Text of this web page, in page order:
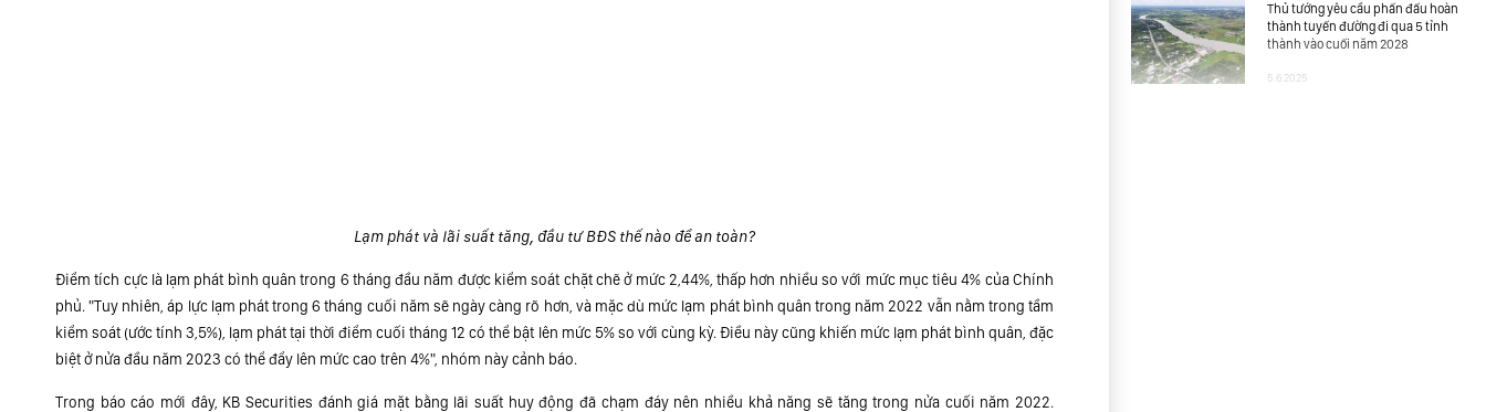
Lạm phát và lãi suất tăng, đầu tư BĐS thế nào để an toàn?
Điểm tích cực là lạm phát bình quân trong 6 tháng đầu năm được kiểm soát chặt chẽ ở mức 2,44%, thấp hơn nhiều so với mức mục tiêu 4% của Chính
phủ. "Tuy nhiên, áp lực lạm phát trong 6 tháng cuối năm sẽ ngày càng rõ hơn, và mặc dù mức lạm phát bình quân trong năm 2022 vẫn nằm trong tầm
kiểm soát (ước tính 3,5%), lạm phát tại thời điểm cuối tháng 12 có thể bật lên mức 5% so với cùng kỳ. Điều này cũng khiến mức lạm phát bình quân, đặc
biệt ở nửa đầu năm 2023 có thể đẩy lên mức cao trên 4%", nhóm này cảnh báo.
Trong báo cáo mới đây, KB Securities đánh giá mặt bằng lãi suất huy động đã chạm đáy nên nhiều khả năng sẽ tăng trong nửa cuối năm 2022.
Thủ tướng yêu cầu phấn đấu hoàn
thành tuyến đường đi qua 5 tỉnh
thành vào cuối năm 2028
5.6.2025